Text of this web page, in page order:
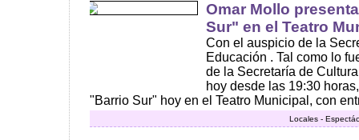
Omar Mollo
Sur" en el Teatro
Con el auspicio de la
Educación . Tal como lo
de la Secretaría de
hoy desde las 19:30
"Barrio Sur" hoy en el Teatro Municipal, con
Locales -